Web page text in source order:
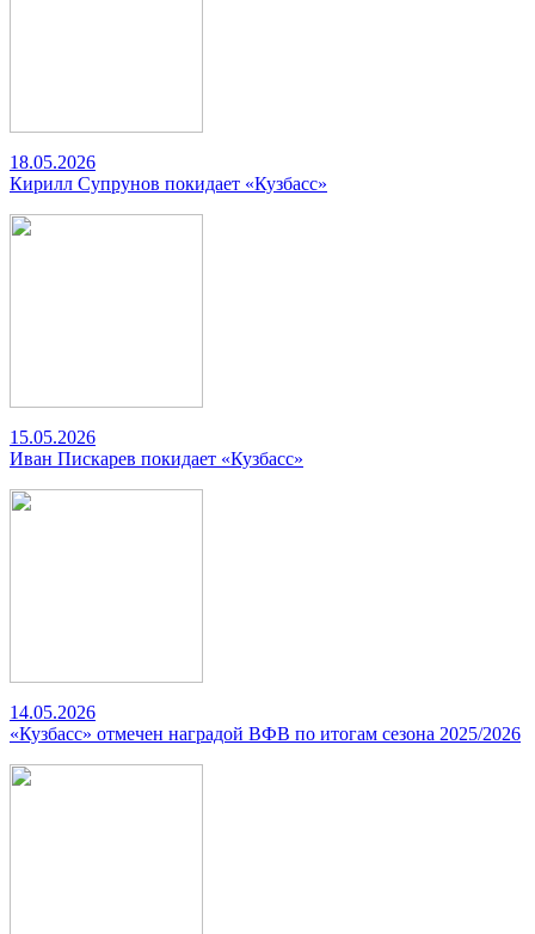
18.05.2026
Кирилл Супрунов покидает «Кузбасс»
15.05.2026
Иван Пискарев покидает «Кузбасс»
14.05.2026
«Кузбасс» отмечен наградой ВФВ по итогам сезона 2025/2026